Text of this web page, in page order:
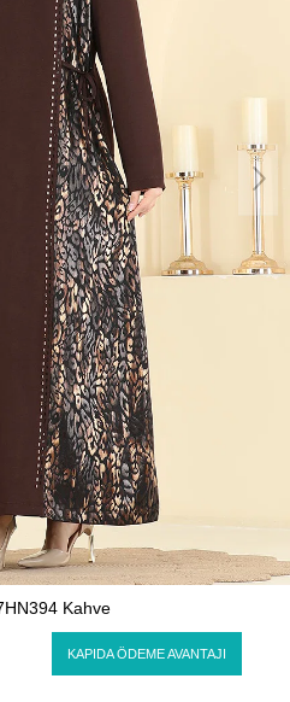
Kahve
KAPIDA ÖDEME AVANTAJI